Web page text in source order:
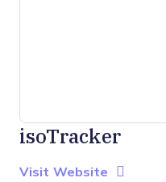
isoTracker
Visit Website Opens